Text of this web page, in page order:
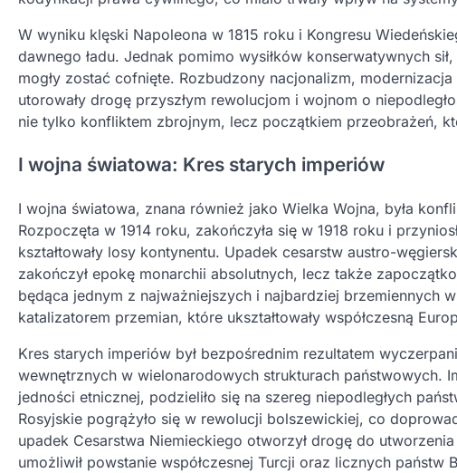
W wyniku klęski Napoleona w 1815 roku i Kongresu
dawnego ładu. Jednak pomimo wysiłków konserwatywnych
mogły zostać cofnięte. Rozbudzony nacjonalizm,
utorowały drogę przyszłym rewolucjom i wojnom o
nie tylko konfliktem zbrojnym, lecz początkiem przeobrażeń,
I wojna światowa: Kres starych imperiów
I wojna światowa, znana również jako Wielka Wojna, była
Rozpoczęta w 1914 roku, zakończyła się w 1918 roku i
kształtowały losy kontynentu. Upadek cesarstw austro-
zakończył epokę monarchii absolutnych, lecz także
będąca jednym z najważniejszych i najbardziej brzemiennych
katalizatorem przemian, które ukształtowały współczesną
Kres starych imperiów był bezpośrednim rezultatem
wewnętrznych w wielonarodowych strukturach państwowych.
jedności etnicznej, podzieliło się na szereg niepodległych
Rosyjskie pogrążyło się w rewolucji bolszewickiej, co
upadek Cesarstwa Niemieckiego otworzył drogę do
umożliwił powstanie współczesnej Turcji oraz licznych państw